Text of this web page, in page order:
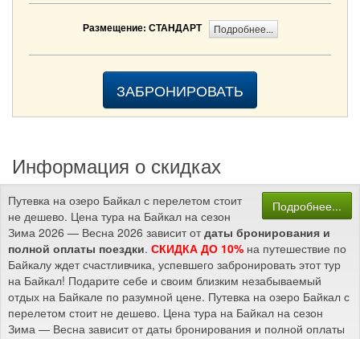
Размещение: СТАНДАРТ Подробнее...
ЗАБРОНИРОВАТЬ
Информация о скидках
Подробнее...
Путевка на озеро Байкал с перелетом стоит
не дешево. Цена тура на Байкал на сезон
Зима 2026 — Весна 2026 зависит отдаты бронирования и
полной оплаты поездки. СКИДКА ДО 10% на путешествие по
Байкалу ждет счастливчика, успевшего забронировать этот тур
на Байкал! Подарите себе и своим близким незабываемый
отдых на Байкале по разумной цене. Путевка на озеро Байкал с
перелетом стоит не дешево. Цена тура на Байкал на сезон
Зима — Весна зависит от даты бронирования и полной оплаты